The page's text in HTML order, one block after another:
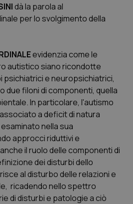
urogenitali
dà la parola al
per lo svolgimento della
evidenzia come le
autistico siano ricondotte
psichiatrici e neuropsichiatrici,
due filoni di componenti, quella
In particolare, l'autismo
a deficit di natura
nella sua
approcci riduttivi e
il ruolo delle componenti di
dei disturbi dello
al disturbo delle relazioni e
ricadendo nello spettro
di disturbi e patologie a ciò